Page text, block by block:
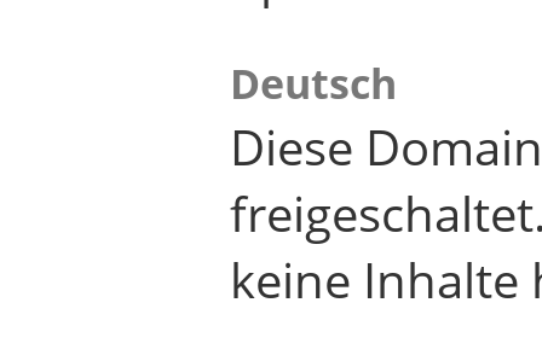
Deutsch
Diese
keine Inhalte